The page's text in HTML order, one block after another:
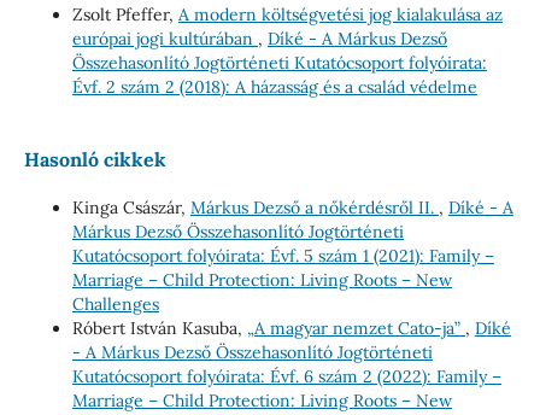
Zsolt Pfeffer, A modern költségvetési jog kialakulása az
európai jogi kultúrában , Díké - A Márkus Dezső
Összehasonlító Jogtörténeti Kutatócsoport folyóirata:
Évf. 2 szám 2 (2018): A házasság és a család védelme
Hasonló cikkek
Kinga Császár, Márkus Dezső a nőkérdésről II. , Díké - A
Márkus Dezső Összehasonlító Jogtörténeti
Kutatócsoport folyóirata: Évf. 5 szám 1 (2021): Family –
Marriage – Child Protection: Living Roots – New
Challenges
Róbert István Kasuba, „A magyar nemzet Cato-ja” , Díké
- A Márkus Dezső Összehasonlító Jogtörténeti
Kutatócsoport folyóirata: Évf. 6 szám 2 (2022): Family –
Marriage – Child Protection: Living Roots – New